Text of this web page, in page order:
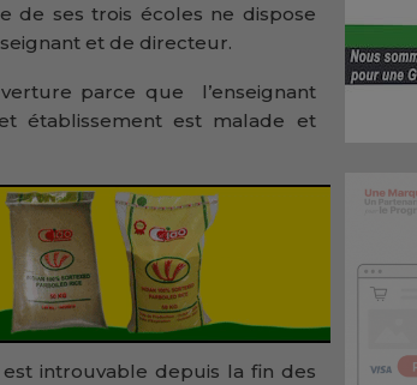
de ses trois écoles ne dispose
et de directeur.
parce que l’enseignant
établissement est malade et
introuvable depuis la fin des